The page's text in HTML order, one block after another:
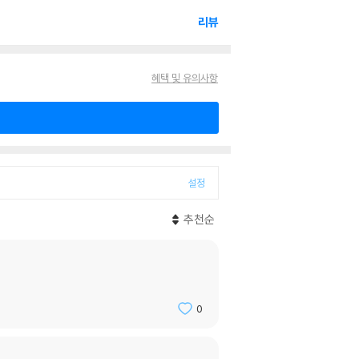
리뷰
혜택 및 유의사항
설정
추천순
0